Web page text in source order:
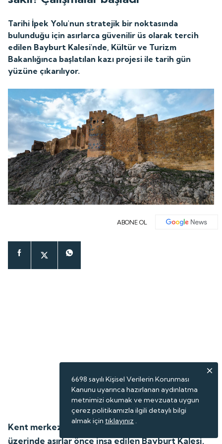
Tarihi İpek Yolu'nun stratejik bir noktasında
bulunduğu için asırlarca güvenilir üs olarak tercih
edilen Bayburt Kalesi'nde, Kültür ve Turizm
Bakanlığınca başlatılan kazı projesi ile tarih gün
yüzüne çıkarılıyor.
ABONE OL
Kent merkezinin kuzeyindeki yalçın kayalıkların
üzerinde asırlar önce inşa edilen Bayburt Kalesi,
6698 sayılı Kişisel Verilerin Korunması
Kanunu uyarınca hazırlanan aydınlatma
metnimizi okumak ve mevzuata uygun
çerez politikamızla ilgili detaylı bilgi
almak için tıklayınız .